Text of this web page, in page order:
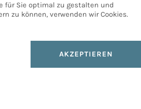
für Sie optimal zu gestalten und
zu können, verwenden wir Cookies.
AKZEPTIEREN